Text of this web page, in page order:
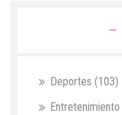
Deportes (103)
Entretenimiento